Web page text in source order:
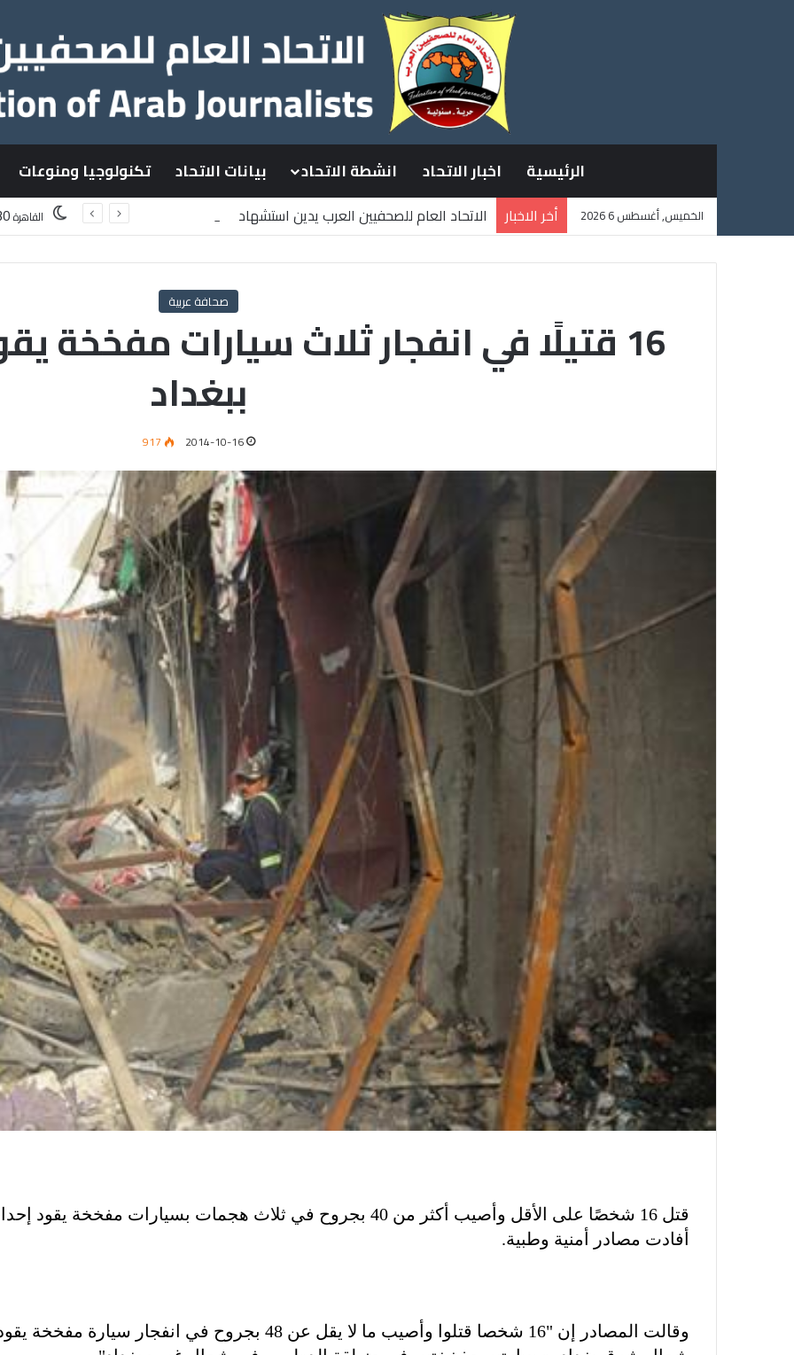
الرئيسية اخبار الاتحاد انشطة الاتحاد بيانات الاتحاد تكنولوجيا ومنوعات
الخميس, أغسطس 6 2026 أخر الاخبار
الاتحاد العام للصحفيين العرب يدين استشهاد
القاهرة
صحافة عربية
16 قتيلًا في انفجار ثلاث سيارات مفخخة
ببغداد
2014-10-16
917
قتل 16 شخصًا على الأقل وأصيب أكثر من 40 بجروح في ثلاث هجمات
أفادت مصادر أمنية وطبية.
وقالت المصادر إن "16 شخصا قتلوا وأصيب ما لا يقل عن 48